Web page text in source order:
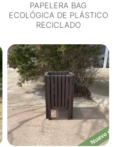
PAPELERA BAG
ECOLÓGICA DE PLÁSTICO
RECICLADO